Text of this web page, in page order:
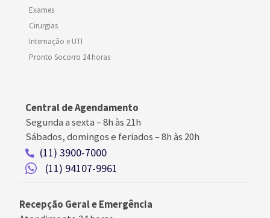
Exames
Cirurgias
Internação e UTI
Pronto Socorro 24 horas
Central de Agendamento
Segunda a sexta –8h às 21h
Sábados, domingos e feriados–8h às 20h
(11) 3900-7000
(11) 94107-9961
Recepção Geral e Emergência